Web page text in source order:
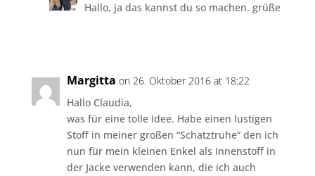
Hallo, ja das kannst du so machen. grüße
Margitta on 26. Oktober 2016 at 18:22
Hallo Claudia,
was für eine tolle Idee. Habe einen lustigen
Stoff in meiner großen “Schatztruhe” den ich
nun für mein kleinen Enkel als Innenstoff in
der Jacke verwenden kann, die ich auch